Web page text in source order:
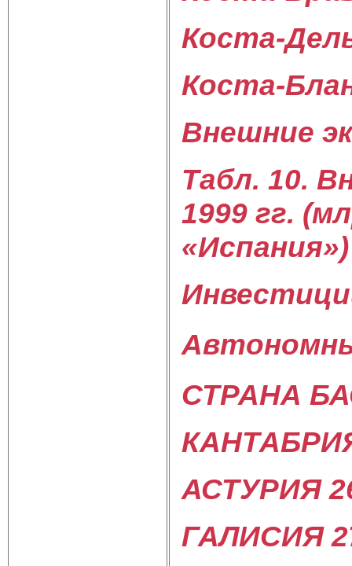
Коста-
Коста-
Внешние
Табл. 10.
1999 гг.
СТРАНА
АСТУРИЯ
ГАЛИСИЯ